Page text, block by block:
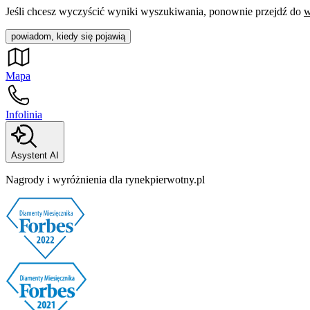
Jeśli chcesz wyczyścić wyniki wyszukiwania, ponownie przejdź do
powiadom, kiedy się pojawią
Mapa
Infolinia
Asystent AI
Nagrody i wyróżnienia dla rynekpierwotny.pl